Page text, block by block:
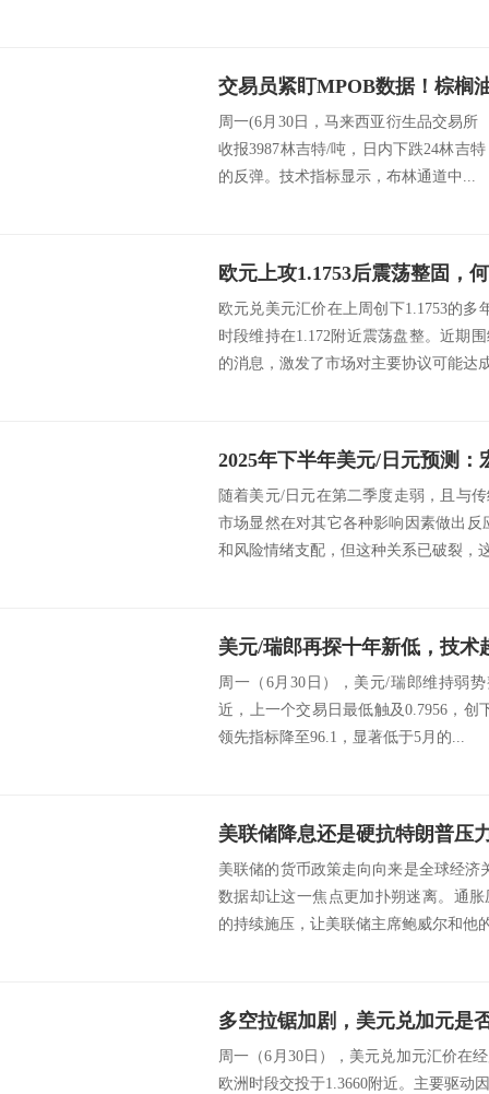
周一(6月30日，马来西亚衍生品交易所
收报3987林吉特/吨，日内下跌24林吉
的反弹。技术指标显示，布林通道中...
欧元上攻1.1753后震荡整固，
欧元兑美元汇价在上周创下1.1753的多
时段维持在1.172附近震荡盘整。近期
的消息，激发了市场对主要协议可能达
随着美元/日元在第二季度走弱，且与
市场显然在对其它各种影响因素做出
和风险情绪支配，但这种关系已破裂，
美元/瑞郎再探十年新低，技术
周一（6月30日），美元/瑞郎维持弱
近，上一个交易日最低触及0.7956，创
领先指标降至96.1，显著低于5月的...
美联储的货币政策走向向来是全球经济
数据却让这一焦点更加扑朔迷离。通
的持续施压，让美联储主席鲍威尔和他
多空拉锯加剧，美元兑加元是
周一（6月30日），美元兑加元汇价在
欧洲时段交投于1.3660附近。主要驱动